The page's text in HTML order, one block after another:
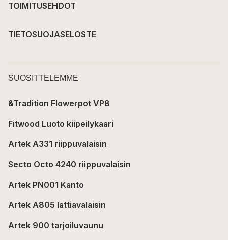
TOIMITUSEHDOT
TIETOSUOJASELOSTE
SUOSITTELEMME
&Tradition Flowerpot VP8
Fitwood Luoto kiipeilykaari
Artek A331 riippuvalaisin
Secto Octo 4240 riippuvalaisin
Artek PN001 Kanto
Artek A805 lattiavalaisin
Artek 900 tarjoiluvaunu